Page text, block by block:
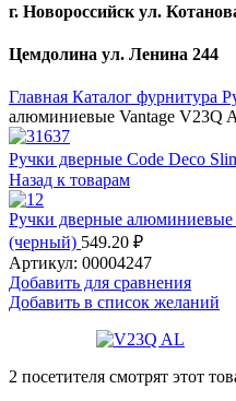
г. Новороссийск ул.
Цемдолина ул. Ленина 244
Главная Каталог фурнитура
алюминиевые Vantage V23Q
Ручки дверные Code Deco
Назад к товарам
Ручки дверные
(черный) 549.20 ₽
Артикул: 00004247
Добавить для сравнения
Добавить в список желаний
2 посетителя смотрят этот